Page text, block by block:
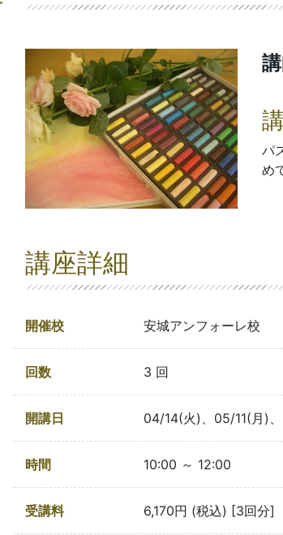
パ
め
講座詳細
開催校 安城アンフォーレ校
回数 3 回
開講日 04/14(火)、05/11(月)
時間 10:00 ～ 12:00
受講料 6,170円 (税込) [3回分]